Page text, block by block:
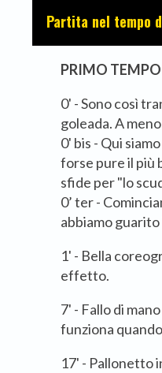
Partita nel tempo
PRIMO TEMPO
0' - Sono così
goleada. A
0' bis - Qui
forse pure il più
sfide per "lo
0’ ter -
abbiamo
1' - Bella
effetto.
7' - Fallo di
funziona
17' - Pallonetto